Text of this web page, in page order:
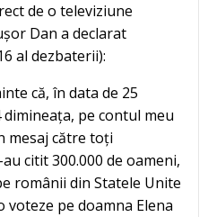
de o televiziune
Dan a declarat
al dezbaterii):
că, în data de 25
pe contul meu
mesaj către toți
citit 300.000 de oameni,
românii din Statele Unite
voteze pe doamna Elena